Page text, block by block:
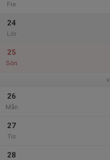
Fre
24
Lör
25
Sön
26
Mån
27
Tis
28